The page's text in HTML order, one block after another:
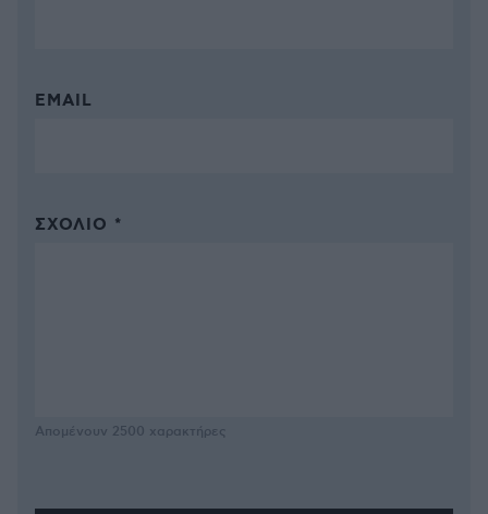
EMAIL
ΣΧΌΛΙΟ *
Απομένουν 2500 χαρακτήρες